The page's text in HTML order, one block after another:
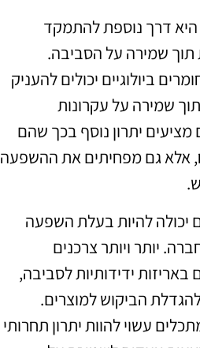
דרך נוספת להתמקד
תוך שמירה על הסביבה.
ביולוגיים יכולים להעניק
שמירה על עקרונות
יתרון נוסף בכך שהם
אלא גם מפחיתים את ההשפעה
להיות בעלת השפעה
יותר ויותר צרכנים
ידידותיות לסביבה,
הביקוש למוצרים.
עשוי להוות יתרון תחרותי